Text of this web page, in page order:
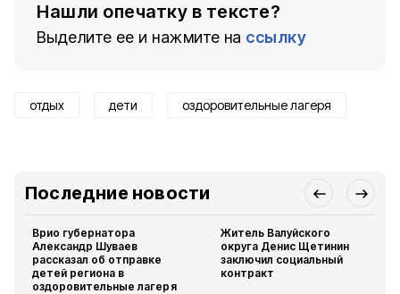
Нашли опечатку в тексте?
Выделите ее и нажмите на ссылку
отдых дети оздоровительные лагеря
Последние новости
Врио губернатора
Александр Шуваев
рассказал об отправке
детей региона в
оздоровительные лагеря
Житель Валуйского
округа Денис Щетинин
заключил социальный
контракт